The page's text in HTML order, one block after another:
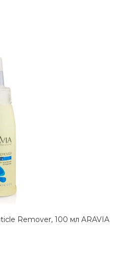
Remover, 100 мл ARAVIA